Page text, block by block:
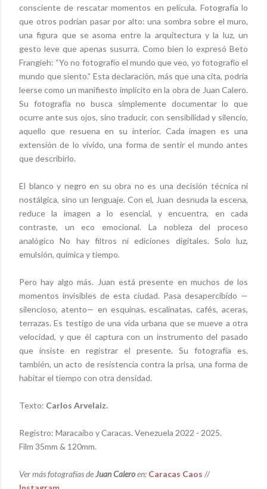
consciente de rescatar momentos en película. Fotografía lo
que otros podrían pasar por alto: una sombra sobre el muro,
una figura que se asoma entre la arquitectura y la luz, un
gesto leve que apenas susurra. Como bien lo expresó Beto
Frangieh: “Yo no fotografío el mundo que veo, yo fotografío el
mundo que siento.” Esta declaración, más que una cita, podría
leerse como un manifiesto implícito en la obra de Juan Calero.
Su fotografía no busca simplemente documentar lo que
ocurre ante sus ojos, sino traducir, con sensibilidad y silencio,
aquello que resuena en su interior. Cada imagen es una
extensión de lo vivido, una forma de sentir el mundo antes
que describirlo.
El blanco y negro en su obra no es una decisión técnica ni
nostálgica, sino un lenguaje. Con el, Juan desnuda la escena,
reduce la imagen a lo esencial, y encuentra, en cada
contraste, un eco emocional. La nobleza del proceso
analógico No hay filtros ni ediciones digitales. Solo luz,
emulsión, química y tiempo.
Pero hay algo más. Juan está presente en muchos de los
momentos invisibles de esta ciudad. Pasa desapercibido —
silencioso, atento— en esquinas, escalinatas, cafés, aceras,
terrazas. Es testigo de una vida urbana que se mueve a otra
velocidad, y que él captura con un instrumento del pasado
que insiste en registrar el presente. Su fotografía es,
también, un acto de resistencia contra la prisa, una forma de
habitar el tiempo con otra densidad.
Texto: Carlos Arvelaiz.
Registro: Maracaibo y Caracas. Venezuela 2022 - 2025.
Film 35mm & 120mm.
Ver más fotografías deJuan Caleroen: Caracas Caos //